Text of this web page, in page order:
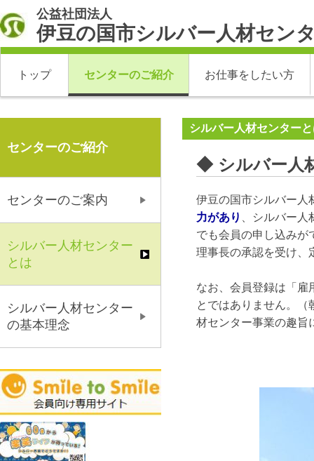
公益社団法人
伊豆の国市シルバー人材セン
トップ センターのご紹介 お仕事をしたい方
シルバー人材センター
◆ シルバー人
伊豆の国市シルバー人
力があり
、シルバー
でも会員の申し込みが
理事長の承認を受け、
なお、会員登録は「雇
とではありません。（
材センター事業の趣旨
センターのご紹介
センターのご案内
シルバー人材センター
とは
シルバー人材センター
の基本理念